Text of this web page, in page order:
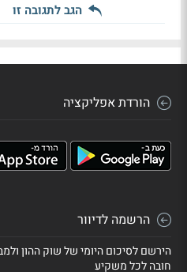
הגב לתגובה זו
הורדת אפליקציה
הרשמה לדיוור
הירשם לסיכום היומי של שוק ההון
חובה לכל משקיע